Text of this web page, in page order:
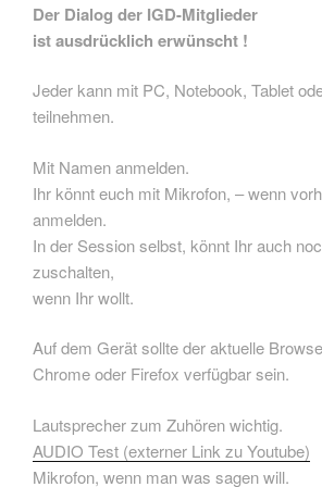
Der Dialog der IGD-Mitglieder
ist ausdrücklich erwünscht !
Jeder kann mit PC, Notebook, Tablet
teilnehmen.
Mit Namen anmelden.
Ihr könnt euch mit Mikrofon, – wenn
anmelden.
In der Session selbst, könnt Ihr auch
zuschalten,
wenn Ihr wollt.
Auf dem Gerät sollte der aktuelle
Chrome oder Firefox verfügbar sein.
Lautsprecher zum Zuhören wichtig.
AUDIO Test (externer Link zu Youtube)
Mikrofon, wenn man was sagen will.